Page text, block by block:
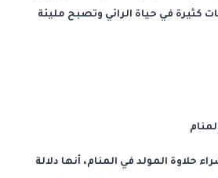
كثيرة في حياة الرائي وتصبح مليئة
حلاوة المولد في المنام، أنها دلالة